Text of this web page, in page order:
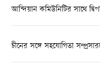
আন্দিয়ান কমিউনিটির সাথে
চীনের সঙ্গে সহযোগিতা